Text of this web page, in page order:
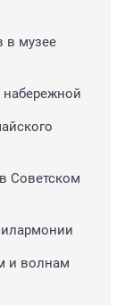
в музее
набережной
Советском
и волнам